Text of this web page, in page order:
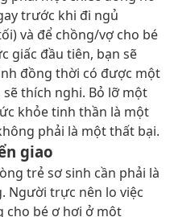
trước khi đi ngủ
và để chồng/vợ cho bé
giấc đầu tiên, bạn sẽ
đồng thời có được một
sẽ thích nghi. Bỏ lỡ một
khỏe tinh thần là một
phải là một thất bại.
giao
trẻ sơ sinh cần phải là
Người trực nên lo việc
cho bé ợ hơi ở một